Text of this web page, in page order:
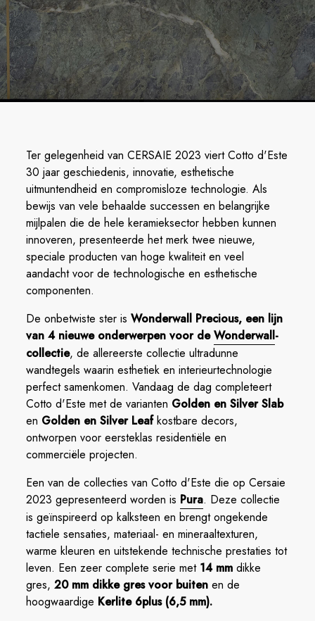
Ter gelegenheid van CERSAIE 2023 viert Cotto d'Este
30 jaar geschiedenis, innovatie, esthetische
uitmuntendheid en compromisloze technologie. Als
bewijs van vele behaalde successen en belangrijke
mijlpalen die de hele keramieksector hebben kunnen
innoveren, presenteerde het merk twee nieuwe,
speciale producten van hoge kwaliteit en veel
aandacht voor de technologische en esthetische
componenten.
De onbetwiste ster isWonderwall Precious, een lijn
van 4 nieuwe onderwerpen voor deWonderwall-
collectie, de allereerste collectie ultradunne
wandtegels waarin esthetiek en interieurtechnologie
perfect samenkomen. Vandaag de dag completeert
Cotto d'Este met de varianten Golden en Silver Slab
en Golden en Silver Leafkostbare decors,
ontworpen voor eersteklas residentiële en
commerciële projecten.
Een van de collecties van Cotto d'Este die op Cersaie
2023 gepresenteerd worden is Pura. Deze collectie
is geïnspireerd op kalksteen en brengt ongekende
tactiele sensaties, materiaal- en mineraaltexturen,
warme kleuren en uitstekende technische prestaties tot
leven. Een zeer complete serie met 14 mm dikke
gres,20 mm dikke gres voor buiten en de
hoogwaardige Kerlite 6plus (6,5 mm).